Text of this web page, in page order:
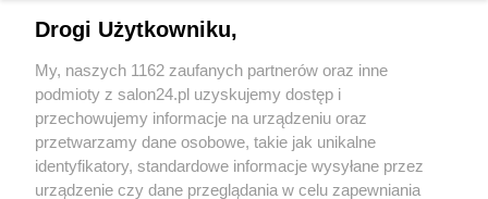
Sport
Społeczeństwo
Kultura
Drogi Użytkowniku,
My, naszych 1162 zaufanych partnerów oraz inne
podmioty z salon24.pl uzyskujemy dostęp i
przechowujemy informacje na urządzeniu oraz
przetwarzamy dane osobowe, takie jak unikalne
identyfikatory, standardowe informacje wysyłane przez
urządzenie czy dane przeglądania w celu zapewniania